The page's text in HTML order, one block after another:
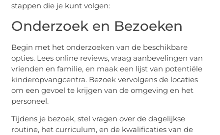
stappen die je kunt volgen:
Onderzoek en Bezoeken
Begin met het onderzoeken van de beschikbare
opties. Lees online reviews, vraag aanbevelingen van
vrienden en familie, en maak een lijst van potentiële
kinderopvangcentra. Bezoek vervolgens de locaties
om een gevoel te krijgen van de omgeving en het
personeel.
Tijdens je bezoek, stel vragen over de dagelijkse
routine, het curriculum, en de kwalificaties van de